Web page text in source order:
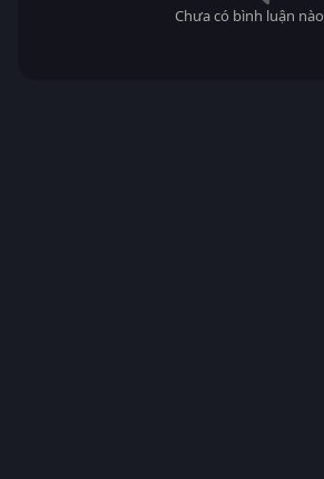
Chưa có bình luận nào